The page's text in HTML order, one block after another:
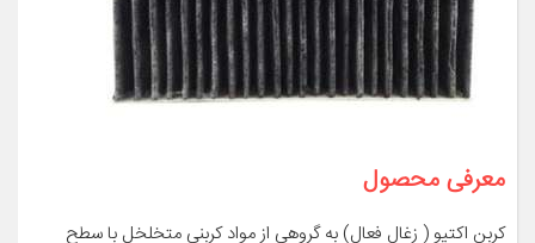
معرفی محصول
کربن اکتیو ( زغال فعال) به گروهی از مواد کربنی متخلخل با سطح